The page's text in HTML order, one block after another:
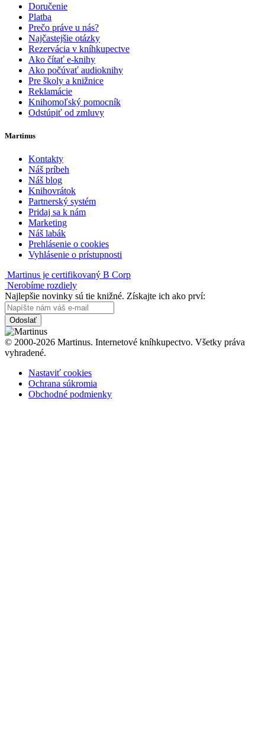
Doručenie
Platba
Prečo práve u nás?
Najčastejšie otázky
Rezervácia v kníhkupectve
Ako čítať e-knihy
Ako počúvať audioknihy
Pre školy a knižnice
Reklamácie
Knihomoľský pomocník
Odstúpiť od zmluvy
Martinus
Kontakty
Náš príbeh
Náš blog
Knihovrátok
Partnerský systém
Pridaj sa k nám
Marketing
Náš labák
Prehlásenie o cookies
Vyhlásenie o prístupnosti
Martinus je certifikovaný B Corp
Nerobíme rozdiely
Najlepšie novinky sú tie knižné. Získajte ich ako prví:
Odoslať
© 2000-2026 Martinus. Internetové kníhkupectvo. Všetky práva
vyhradené.
Nastaviť cookies
Ochrana súkromia
Obchodné podmienky